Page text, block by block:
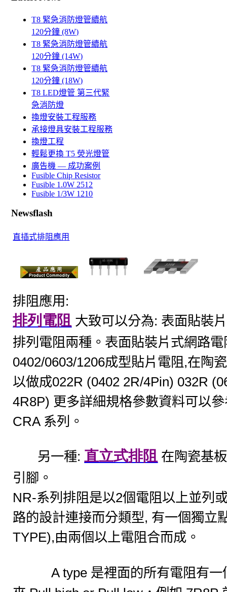
T8 緊急消防燈管續航
120分鐘 (8W)
T8 緊急消防燈管續航
120分鐘 (14W)
T8 緊急消防燈管續航
120分鐘 (18W)
T8 LED燈管 第三代緊
急消防燈
換燈安裝工程服務
承接燈具安裝工程服務
換燈工程
輕鬆更換 T5 熒光燈管
廣告機 — 成功案例
Fusible Chip Resistor
Fusible 1.0W 2512
Fusible 1/3W 1210
Newsflash
直插式排阻應用
排阻應用 :
排列電阻 大致可以分為: 表面貼裝
排列電阻兩種。 表面貼裝片式網路電
0402/0603/1206成型貼片電阻 ,在陶
以做成022R (0402 2R/4Pin) 032R
4R8P) 更多詳細規格參數資料可以
CRA 系列。
另一種:直立式排阻 在陶瓷基
引腳。
NR-系列排阻是以2個電阻以上並列
路的設計連接而分類型, 有一個獨立
TYPE),由兩個以上電阻合而成。
A type 是裡面的所有電阻有一